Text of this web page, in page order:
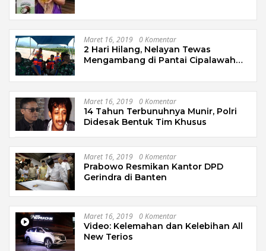
Maret 16, 2019 0 Komentar
2 Hari Hilang, Nelayan Tewas
Mengambang di Pantai Cipalawah
Maret 16, 2019 0 Komentar
14 Tahun Terbunuhnya Munir, Polri
Didesak Bentuk Tim Khusus
Maret 16, 2019 0 Komentar
Prabowo Resmikan Kantor DPD
Gerindra di Banten
Maret 16, 2019 0 Komentar
Video: Kelemahan dan Kelebihan All
New Terios